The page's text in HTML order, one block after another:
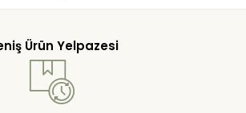
Ürün Yelpazesi